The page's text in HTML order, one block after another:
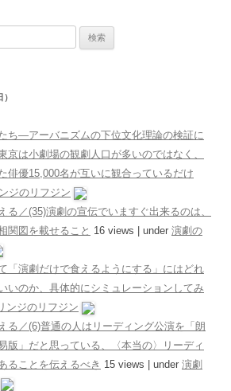
ち―アーバニズムの下位文化理論の検証に
は小劇場の観劇人口が多いのではなく、
俳優15,000名が互いに観合っているだけ
ジのリフジン
る／(35)演劇の宣伝でいますぐ出来るのは、
関図を載せること 16 views under 演劇の
「演劇だけで食えるようにする」にはどれ
いのか、具体的にシミュレーションしてみ
ンジのリフジン
る／(6)普通の人はリーディング公演を「朗
版」だと思っている、〈本当の〉リーディ
ることを伝えるべき 15 views under 演劇